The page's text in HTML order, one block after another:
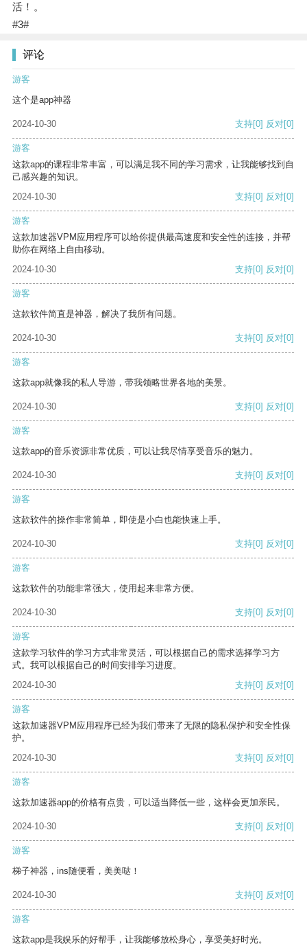
活！。
#3#
评论
游客
这个是app神器
2024-10-30 支持[0] 反对[0]
游客
这款app的课程非常丰富，可以满足我不同的学习需求，让我能够找到自
己感兴趣的知识。
2024-10-30
支持[0] 反对[0]
游客
这款加速器VPM应用程序可以给你提供最高速度和安全性的连接，并帮
助你在网络上自由移动。
2024-10-30
支持[0] 反对[0]
游客
这款软件简直是神器，解决了我所有问题。
2024-10-30 支持[0] 反对[0]
游客
这款app就像我的私人导游，带我领略世界各地的美景。
2024-10-30 支持[0] 反对[0]
游客
这款app的音乐资源非常优质，可以让我尽情享受音乐的魅力。
2024-10-30 支持[0] 反对[0]
游客
这款软件的操作非常简单，即使是小白也能快速上手。
2024-10-30 支持[0] 反对[0]
游客
这款软件的功能非常强大，使用起来非常方便。
2024-10-30 支持[0] 反对[0]
游客
这款学习软件的学习方式非常灵活，可以根据自己的需求选择学习方
式。我可以根据自己的时间安排学习进度。
2024-10-30
支持[0] 反对[0]
游客
这款加速器VPM应用程序已经为我们带来了无限的隐私保护和安全性保
护。
2024-10-30
支持[0] 反对[0]
游客
这款加速器app的价格有点贵，可以适当降低一些，这样会更加亲民。
2024-10-30 支持[0] 反对[0]
游客
梯子神器，ins随便看，美美哒！
2024-10-30 支持[0] 反对[0]
游客
这款app是我娱乐的好帮手，让我能够放松身心，享受美好时光。